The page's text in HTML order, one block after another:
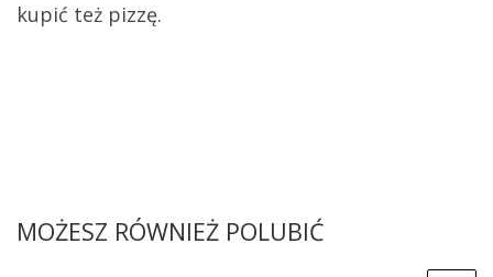
kupić też pizzę.
MOŻESZ RÓWNIEŻ POLUBIĆ